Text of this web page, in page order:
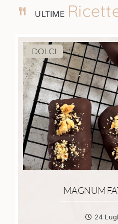
ULTIME
DOLCI
MAGNUM
24